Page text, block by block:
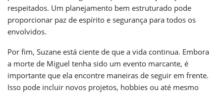
respeitados. Um planejamento bem estruturado pode
proporcionar paz de espírito e segurança para todos os
envolvidos.
Por fim, Suzane está ciente de que a vida continua. Embora
a morte de Miguel tenha sido um evento marcante, é
importante que ela encontre maneiras de seguir em frente.
Isso pode incluir novos projetos, hobbies ou até mesmo